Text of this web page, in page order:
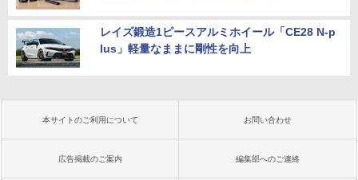
レイズ鍛造1ピースアルミホイール「CE28 N-p
lus」軽量なままに剛性を向上
本サイトのご利用について お問い合わせ
広告掲載のご案内 編集部へのご連絡